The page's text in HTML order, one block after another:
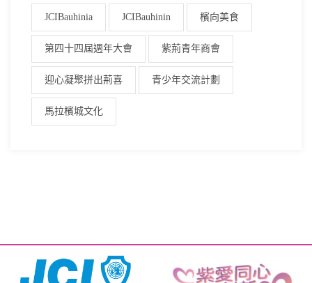
JCIBauhinia JCIBauhinin 檳向美食
第四十四屆週年大會 紫荊青年商會
迎心凝聚拼出荊喜 青少年交流計劃
馬拉檳城文化